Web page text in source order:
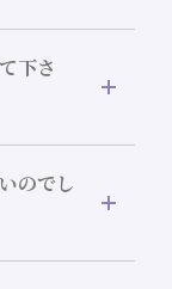
下さ
のでし